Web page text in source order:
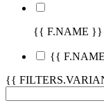
{{ F.NAME }}
{{
{{